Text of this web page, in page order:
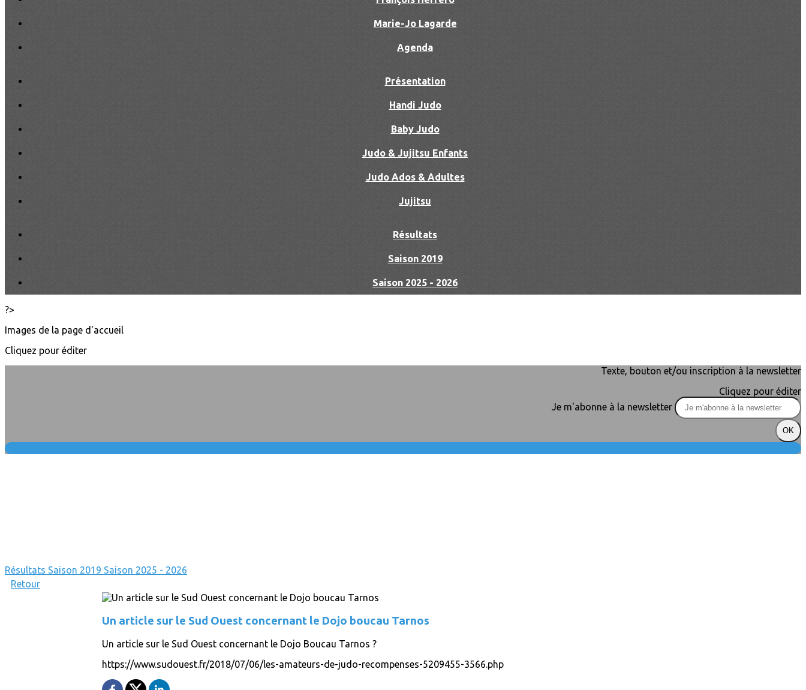
Marie-Jo Lagarde
Agenda
Présentation
Handi Judo
Baby Judo
Judo & Jujitsu Enfants
Judo Ados & Adultes
Jujitsu
Résultats
Saison 2019
Saison 2025 - 2026
?>
Images de la page d'accueil
Cliquez pour éditer
Texte, bouton et/ou inscription à la newsletter
Cliquez pour éditer
Je m'abonne à la newsletter
OK
Résultats Saison 2019 Saison 2025 - 2026
Retour
Un article sur le Sud Ouest concernant le Dojo boucau Tarnos
Un article sur le Sud Ouest concernant le Dojo Boucau Tarnos ?
https://www.sudouest.fr/2018/07/06/les-amateurs-de-judo-recompenses-5209455-3566.php